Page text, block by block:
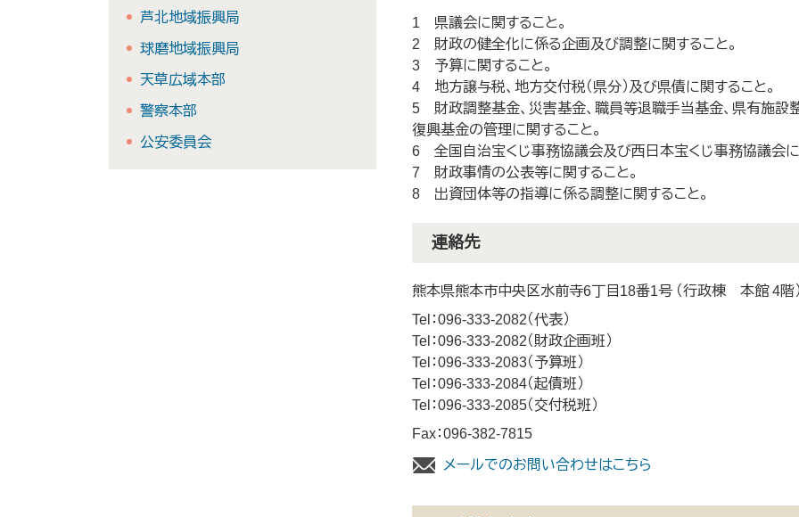
1 県議会に関すること。
2 財政の健全化に係る企画及び調整に関すること。
3 予算に関すること。
4 地方譲与税、地方交付税（県分）及び県債に関すること。
5 財政調整基金、災害基金、職員等退職手当基金、県有施設
復興基金の管理に関すること。
6 全国自治宝くじ事務協議会及び西日本宝くじ事務協議会に
7 財政事情の公表等に関すること。
8 出資団体等の指導に係る調整に関すること。
連絡先
熊本県熊本市中央区水前寺6丁目18番1号 （行政棟 本館 4階
Tel：096-333-2082 代表
Tel：096-333-2082 財政企画班
Tel：096-333-2083 予算班
Tel：096-333-2084 起債班
Tel：096-333-2085 交付税班
Fax：096-382-7815
メールでのお問い合わせはこちら
芦北地域振興局
球磨地域振興局
天草広域本部
警察本部
公安委員会